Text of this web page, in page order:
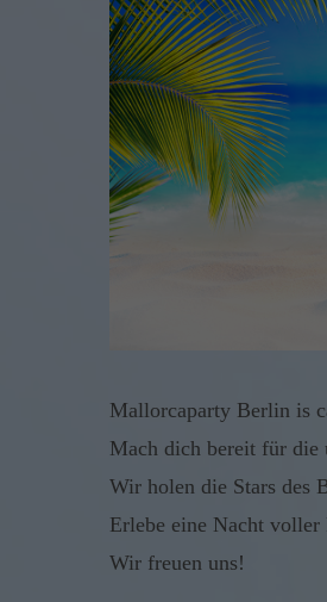
Mallorcaparty Berlin is
Mach dich bereit für die
Wir holen die Stars des
Erlebe eine Nacht voller
Wir freuen uns!